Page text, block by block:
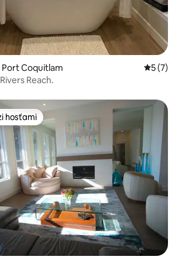
Coquitlam
5 (7)
Reach.
hosťami
hosťami